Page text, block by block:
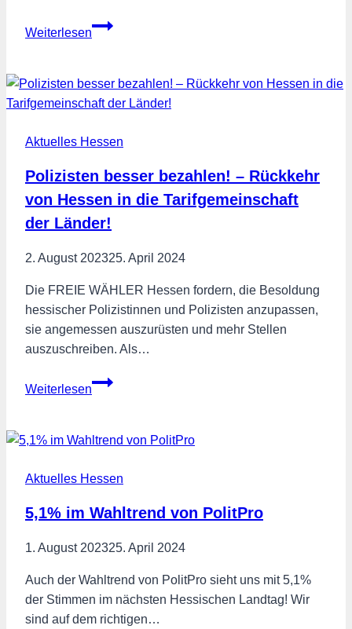
Weiterlesen
Engin
biologische
Landwirtschaft
der
Domäne
Immichenhain
Aktuelles Hessen
Polizisten besser bezahlen! – Rückkehr
von Hessen in die Tarifgemeinschaft
der Länder!
2. August 202325. April 2024
Die FREIE WÄHLER Hessen fordern, die Besoldung
hessischer Polizistinnen und Polizisten anzupassen,
sie angemessen auszurüsten und mehr Stellen
auszuschreiben. Als…
Weiterlesen
Polizisten
–
von
in
Tarifgemeinschaft
der
Länder!
Aktuelles Hessen
5,1% im Wahltrend von PolitPro
1. August 202325. April 2024
Auch der Wahltrend von PolitPro sieht uns mit 5,1%
der Stimmen im nächsten Hessischen Landtag! Wir
sind auf dem richtigen…